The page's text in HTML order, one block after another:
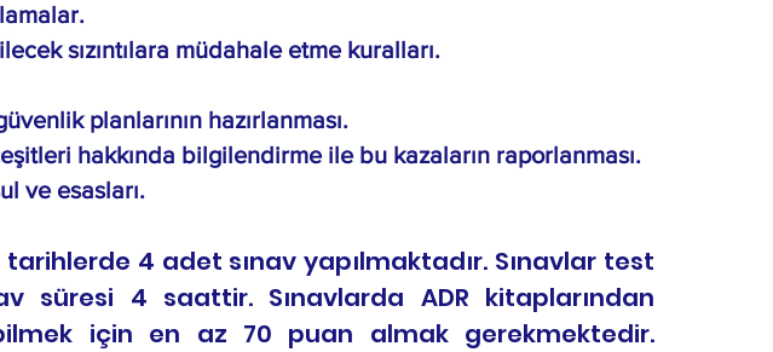
sızıntılara müdahale etme kuralları.
planlarının hazırlanması.
hakkında bilgilendirme ile bu kazaların raporlanması.
ve esasları.
tarihlerde 4 adet sınav yapılmaktadır. Sınavlar test
süresi 4 saattir. Sınavlarda ADR kitaplarından
için en az 70 puan almak gerekmektedir.